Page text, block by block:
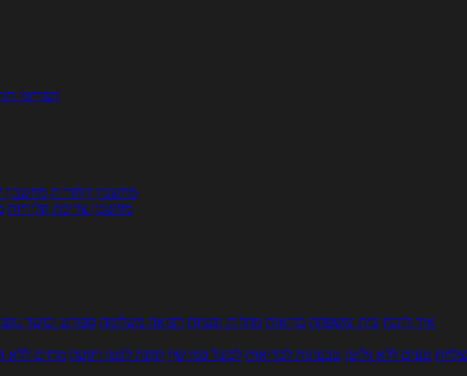
תפריטי
מחשבון קלוריות מחשבון
מחשבון צריכת קלוריות
איך להכין בית ומשפחה בריאות מחלות ובעיות רפואה משלימה ספורט וכושר
טעים ללא גלוטן טבעונות לבריאות לבשל כמו שף תזונה לבטן רגועה מרזים ללא